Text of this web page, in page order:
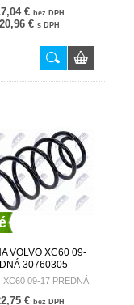
€ bez DPH
20,96 € s DPH
VOLVO XC60 09-
30760305
XC60 09-17 PREDNÁ
€ bez DPH